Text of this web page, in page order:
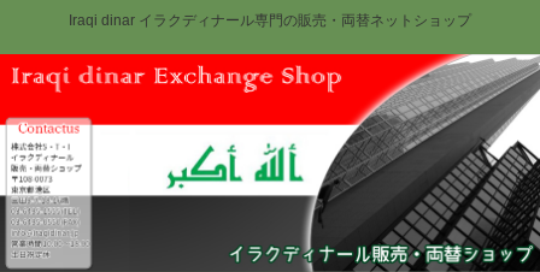
Iraqi dinar イラクディナール専門の販売・両替ネットショップ